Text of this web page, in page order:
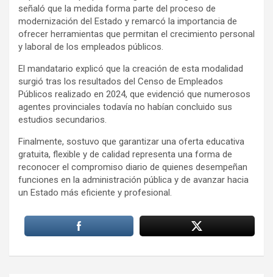
señaló que la medida forma parte del proceso de
modernización del Estado y remarcó la importancia de
ofrecer herramientas que permitan el crecimiento personal
y laboral de los empleados públicos.
El mandatario explicó que la creación de esta modalidad
surgió tras los resultados del Censo de Empleados
Públicos realizado en 2024, que evidenció que numerosos
agentes provinciales todavía no habían concluido sus
estudios secundarios.
Finalmente, sostuvo que garantizar una oferta educativa
gratuita, flexible y de calidad representa una forma de
reconocer el compromiso diario de quienes desempeñan
funciones en la administración pública y de avanzar hacia
un Estado más eficiente y profesional.